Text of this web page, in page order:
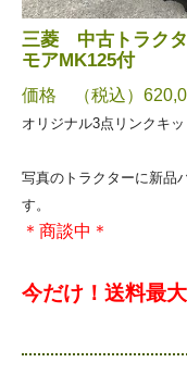
三菱 中古トラク
モアMK125付
価格 （税込）
オリジナル3点リンクキッ
写真のトラクターに新品
す。
＊商談中＊
今だけ！送料最